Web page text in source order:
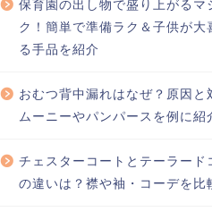
保育園の出し物で盛り上がるマ
ク！簡単で準備ラク＆子供が大
る手品を紹介
おむつ背中漏れはなぜ？原因と
ムーニーやパンパースを例に紹
チェスターコートとテーラード
の違いは？襟や袖・コーデを比